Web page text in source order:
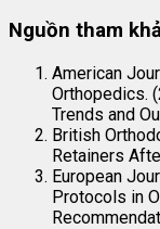
Nguồn tham
American
Orthopedics.
Trends and
British
Retainers
European
Protocols in